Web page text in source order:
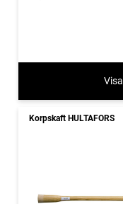
Visa
Korpskaft HULTAFORS